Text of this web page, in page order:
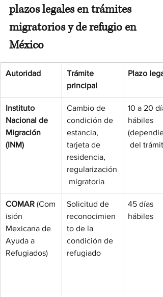
plazos legales en trámites
migratorios y de refugio en
México
Autoridad
Trámite
principal
Plazo legal
Instituto
Nacional de
Migración
(INM)
Cambio de
condición de
estancia,
tarjeta de
residencia,
regularización
migratoria
10 a 20
hábiles
del
COMAR (Com
isión
Mexicana de
Ayuda a
Refugiados)
Solicitud de
reconocimien
to de la
condición de
refugiado
45 días
hábiles